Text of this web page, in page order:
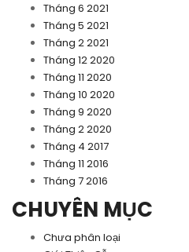
Tháng 6 2021
Tháng 5 2021
Tháng 2 2021
Tháng 12 2020
Tháng 11 2020
Tháng 10 2020
Tháng 9 2020
Tháng 2 2020
Tháng 4 2017
Tháng 11 2016
Tháng 7 2016
CHUYÊN MỤC
Chưa phân loại